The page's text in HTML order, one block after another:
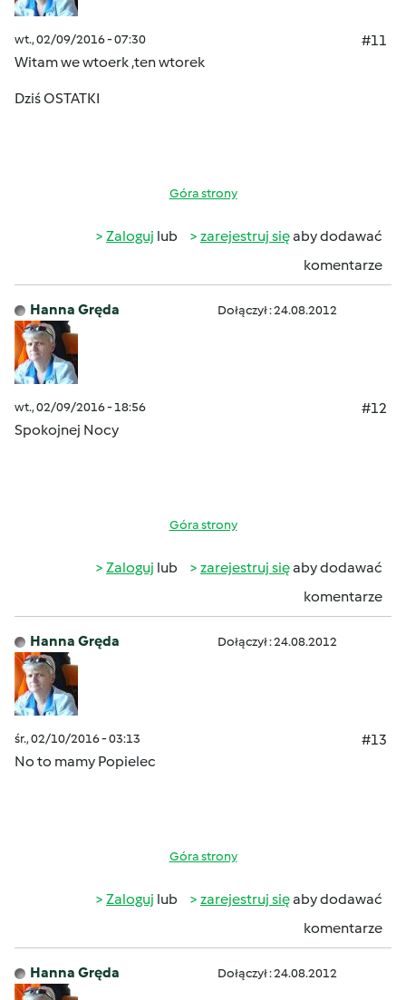
wt., 02/09/2016 - 07:30
#11
Witam we wtoerk ,ten wtorek
Dziś OSTATKI
Góra strony
Zaloguj lub zarejestruj sięaby dodawać
komentarze
Hanna Gręda Dołączył : 24.08.2012
wt., 02/09/2016 - 18:56
#12
Spokojnej Nocy
Góra strony
Zaloguj lub zarejestruj sięaby dodawać
komentarze
Hanna Gręda Dołączył : 24.08.2012
śr., 02/10/2016 - 03:13
#13
No to mamy Popielec
Góra strony
Zaloguj lub zarejestruj sięaby dodawać
komentarze
Hanna Gręda Dołączył : 24.08.2012